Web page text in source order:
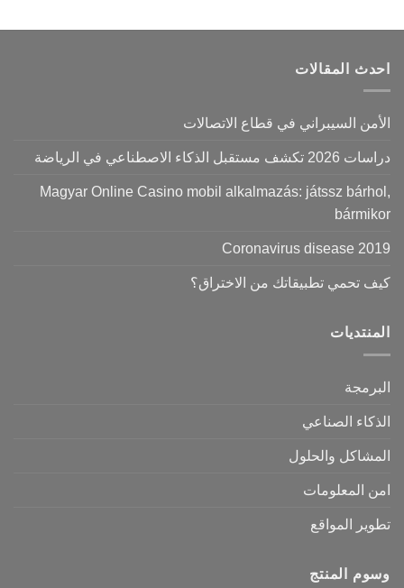
احدث المقالات
الأمن السيبراني في قطاع الاتصالات
دراسات 2026 تكشف مستقبل الذكاء الاصطناعي في الرياضة
Magyar Online Casino mobil alkalmazás: játssz bárhol,
bármikor
Coronavirus disease 2019
كيف تحمي تطبيقاتك من الاختراق؟
المنتديات
البرمجة
الذكاء الصناعي
المشاكل والحلول
امن المعلومات
تطوير المواقع
وسوم المنتج